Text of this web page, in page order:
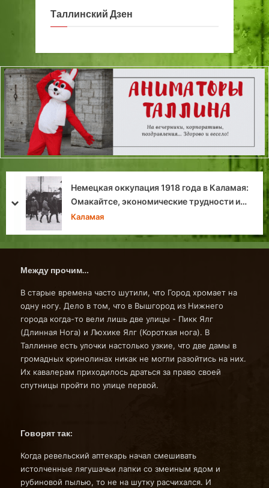
Таллинский Дзен
Немецкая оккупация 1918 года в Каламая:
Омакайтсе, экономические трудности и
переход власти
Каламая
prev
next
Между прочим…
В старые времена часто шутили, что Город хромает на
одну ногу. Дело в том, что в Вышгород из Нижнего
города когда-то вели лишь две улицы - Пикк Ялг
(Длинная Нога) и Люхике Ялг (Короткая нога). В
Таллинне есть улочки настолько узкие, что две дамы в
громадных кринолинах никак не могли разойтись на них.
Их кавалерам приходилось драться за право своей
спутницы пройти по улице первой.
Говорят так:
Когда ревельский аптекарь начал смешивать
истолченные лягушачьи лапки со змеиным ядом и
рубиновой пылью, то не на шутку расчихался. И